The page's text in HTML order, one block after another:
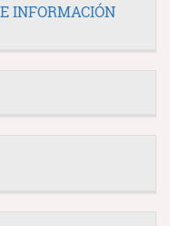
INFORMACIÓN